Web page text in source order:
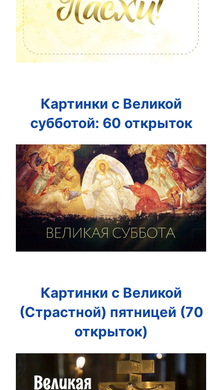
Картинки с Великой
субботой: 60 открыток
Картинки с Великой
(Страстной) пятницей (70
открыток)